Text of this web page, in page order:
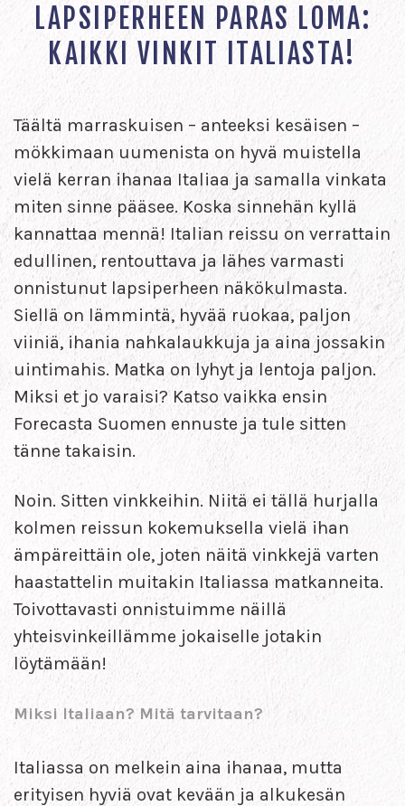
LAPSIPERHEEN PARAS LOMA:
KAIKKI VINKIT ITALIASTA!
Täältä marraskuisen – anteeksi kesäisen –
mökkimaan uumenista on hyvä muistella
vielä kerran ihanaa Italiaa ja samalla vinkata
miten sinne pääsee. Koska sinnehän kyllä
kannattaa mennä! Italian reissu on verrattain
edullinen, rentouttava ja lähes varmasti
onnistunut lapsiperheen näkökulmasta.
Siellä on lämmintä, hyvää ruokaa, paljon
viiniä, ihania nahkalaukkuja ja aina jossakin
uintimahis. Matka on lyhyt ja lentoja paljon.
Miksi et jo varaisi? Katso vaikka ensin
Forecasta Suomen ennuste ja tule sitten
tänne takaisin.
Noin. Sitten vinkkeihin. Niitä ei tällä hurjalla
kolmen reissun kokemuksella vielä ihan
ämpäreittäin ole, joten näitä vinkkejä varten
haastattelin muitakin Italiassa matkanneita.
Toivottavasti onnistuimme näillä
yhteisvinkeillämme jokaiselle jotakin
löytämään!
Miksi Italiaan? Mitä tarvitaan?
Italiassa on melkein aina ihanaa, mutta
erityisen hyviä ovat kevään ja alkukesän